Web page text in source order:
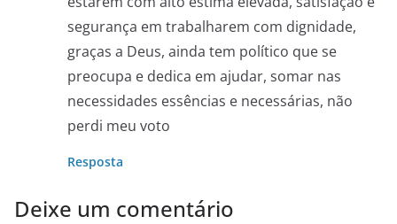
segurança em trabalharem com dignidade,
graças a Deus, ainda tem político que se
preocupa e dedica em ajudar, somar nas
necessidades essências e necessárias, não
perdi meu voto
Resposta
Deixe um comentário